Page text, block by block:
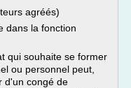
agréés)
dans la fonction
qui souhaite se former
ou personnel peut,
d'un congé de